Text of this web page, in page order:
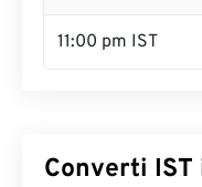
11:00 pm IST
Converti